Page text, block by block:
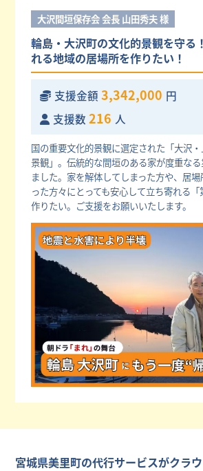
大沢間垣保存会 会長 山田秀夫 様
輪島・大沢町の文化的景観を守る
れる地域の居場所を作りたい！
支援金額 3,342,000 円
支援数 216 人
国の重要文化的景観に選定された「大沢
景観」。伝統的な間垣のある家が度重な
ました。家を解体してしまった方や、居
った方々にとっても安心して立ち寄れる
作りたい。ご支援をお願いいたします。
宮城県美里町の代行サービスがクラ